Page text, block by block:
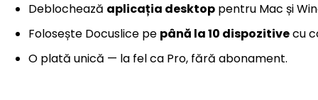
Deblochează aplicația desktop pentru Mac și
Folosește Docuslice pe până la 10 dispozitivecu
O plată unică — la fel ca Pro, fără abonament.